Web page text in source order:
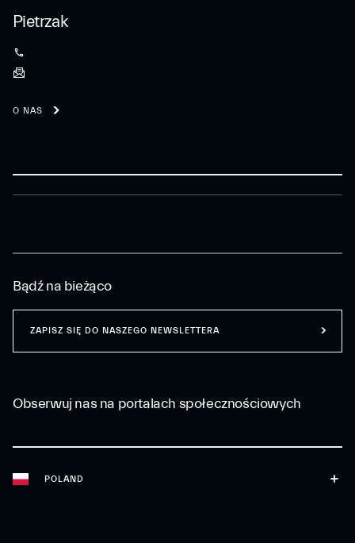
Pietrzak
O NAS
POLAND
Obserwuj nas na portalach społecznościowych
Bądź na bieżąco
ZAPISZ SIĘ DO NASZEGO NEWSLETTERA